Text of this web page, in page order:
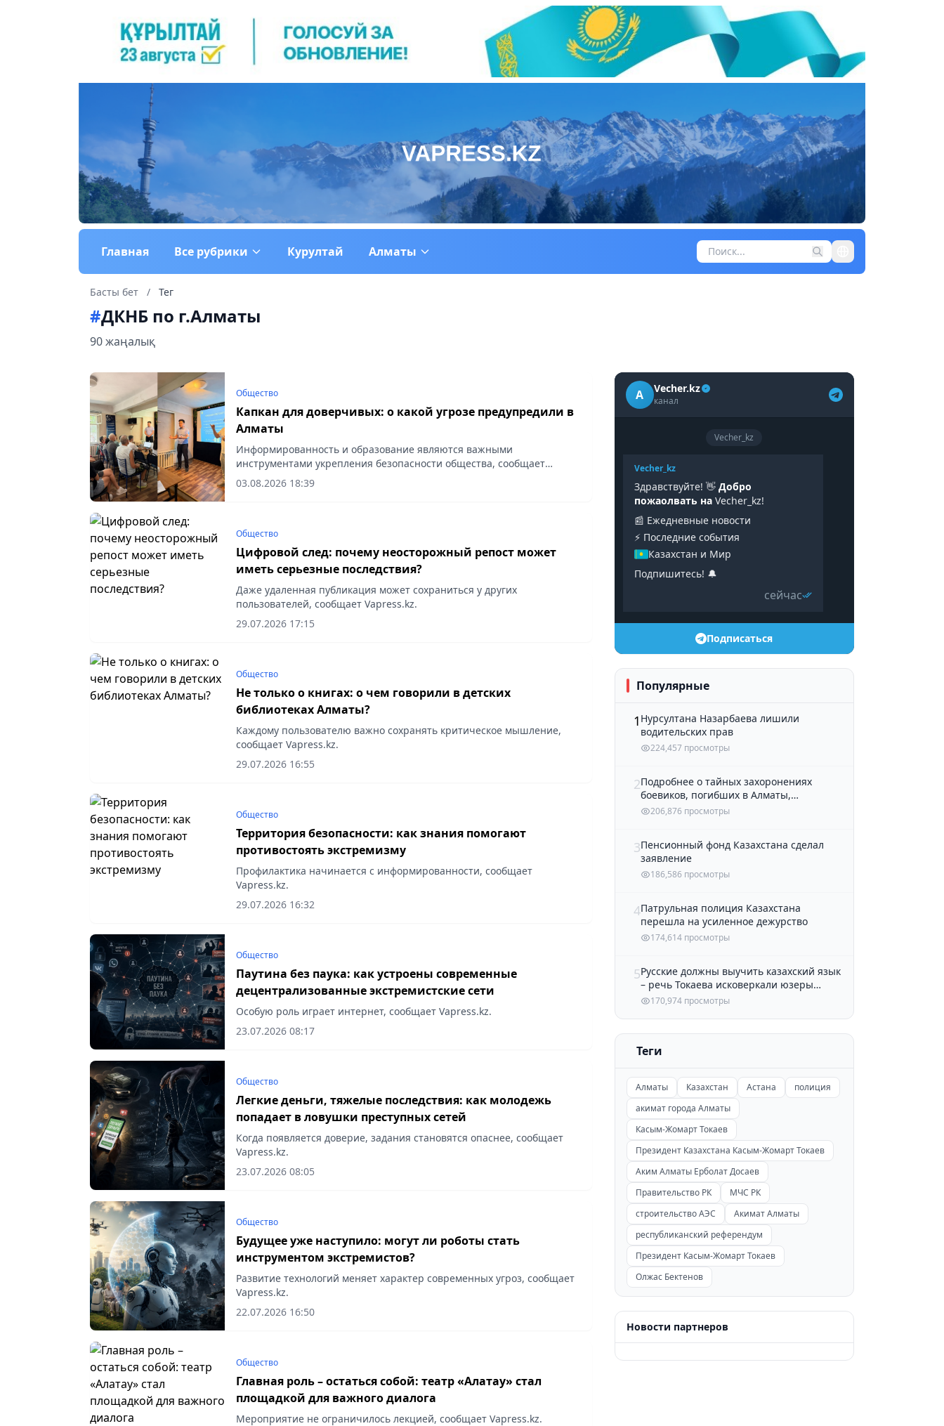
Главная Все рубрики Курултай Алматы
Басты бет / Тег
#ДКНБ по г.Алматы
90 жаңалық
Общество
Капкан для доверчивых: о какой угрозе предупредили в
Алматы
Информированность и образование являются важными
инструментами укрепления безопасности общества, сообщает
Vapress.kz.
03.08.2026 18:39
Общество
Цифровой след: почему неосторожный репост может
иметь серьезные последствия?
Даже удаленная публикация может сохраниться у других
пользователей, сообщает Vapress.kz.
29.07.2026 17:15
Общество
Не только о книгах: о чем говорили в детских
библиотеках Алматы?
Каждому пользователю важно сохранять критическое мышление,
сообщает Vapress.kz.
29.07.2026 16:55
Общество
Территория безопасности: как знания помогают
противостоять экстремизму
Профилактика начинается с информированности, сообщает
Vapress.kz.
29.07.2026 16:32
Общество
Паутина без паука: как устроены современные
децентрализованные экстремистские сети
Особую роль играет интернет, сообщает Vapress.kz.
23.07.2026 08:17
Общество
Легкие деньги, тяжелые последствия: как молодежь
попадает в ловушки преступных сетей
Когда появляется доверие, задания становятся опаснее, сообщает
Vapress.kz.
23.07.2026 08:05
Общество
Будущее уже наступило: могут ли роботы стать
инструментом экстремистов?
Развитие технологий меняет характер современных угроз, сообщает
Vapress.kz.
22.07.2026 16:50
Общество
Главная роль – остаться собой: театр «Алатау» стал
площадкой для важного диалога
Мероприятие не ограничилось лекцией, сообщает Vapress.kz.
A Vecher.kz
канал
Vecher_kz
Vecher_kz
Здравствуйте! 👋 Добро
пожаолвать наVecher_kz!
📰 Ежедневные новости
⚡️ Последние события
Казахстан и Мир
Подпишитесь! 🔔
сейчас
Подписаться
Популярные
1 Нурсултана Назарбаева лишили
водительских прав
224,457 просмотры
2Подробнее о тайных захоронениях
боевиков, погибших в Алматы,
рассказали в полиции
206,876 просмотры
3Пенсионный фонд Казахстана сделал
заявление
186,586 просмотры
4Патрульная полиция Казахстана
перешла на усиленное дежурство
174,614 просмотры
5Русские должны выучить казахский язык
– речь Токаева исковеркали юзеры
Казнета
170,974 просмотры
Теги
Алматы Казахстан Астана
полиция
акимат города Алматы
Касым-Жомарт Токаев
Президент Казахстана Касым-Жомарт Токаев
Аким Алматы Ерболат Досаев
Правительство РК
МЧС РК
строительство АЭС
Акимат Алматы
республиканский референдум
Президент Касым-Жомарт Токаев
Олжас Бектенов
Новости партнеров